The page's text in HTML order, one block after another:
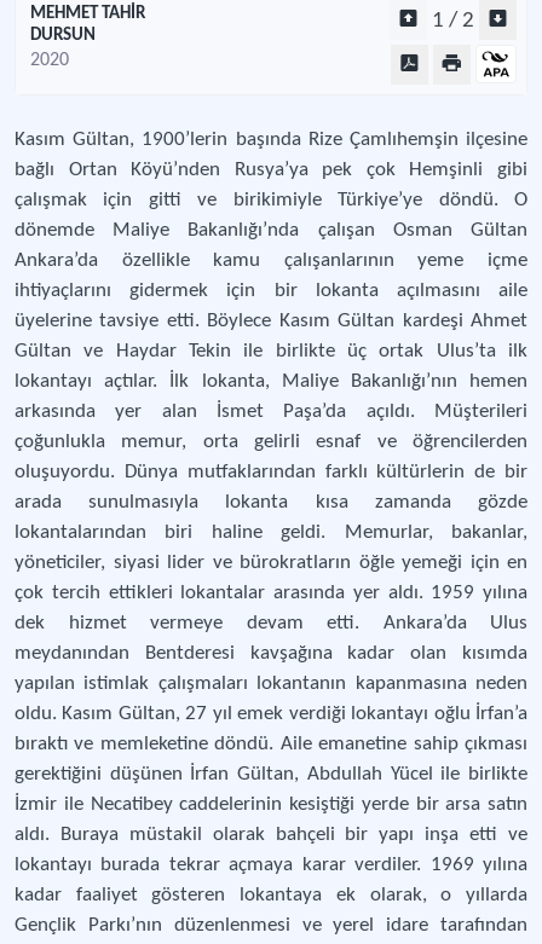
MEHMET TAHİR
DURSUN
2020
1 / 2
Kasım Gültan, 1900’lerin başında Rize Çamlıhemşin ilçesine
bağlı Ortan Köyü’nden Rusya’ya pek çok Hemşinli gibi
çalışmak için gitti ve birikimiyle Türkiye’ye döndü. O
dönemde Maliye Bakanlığı’nda çalışan Osman Gültan
Ankara’da özellikle kamu çalışanlarının yeme içme
ihtiyaçlarını gidermek için bir lokanta açılmasını aile
üyelerine tavsiye etti. Böylece Kasım Gültan kardeşi Ahmet
Gültan ve Haydar Tekin ile birlikte üç ortak Ulus’ta ilk
lokantayı açtılar. İlk lokanta, Maliye Bakanlığı’nın hemen
arkasında yer alan İsmet Paşa’da açıldı. Müşterileri
çoğunlukla memur, orta gelirli esnaf ve öğrencilerden
oluşuyordu. Dünya mutfaklarından farklı kültürlerin de bir
arada sunulmasıyla lokanta kısa zamanda gözde
lokantalarından biri haline geldi. Memurlar, bakanlar,
yöneticiler, siyasi lider ve bürokratların öğle yemeği için en
çok tercih ettikleri lokantalar arasında yer aldı. 1959 yılına
dek hizmet vermeye devam etti. Ankara’da Ulus
meydanından Bentderesi kavşağına kadar olan kısımda
yapılan istimlak çalışmaları lokantanın kapanmasına neden
oldu. Kasım Gültan, 27 yıl emek verdiği lokantayı oğlu İrfan’a
bıraktı ve memleketine döndü. Aile emanetine sahip çıkması
gerektiğini düşünen İrfan Gültan, Abdullah Yücel ile birlikte
İzmir ile Necatibey caddelerinin kesiştiği yerde bir arsa satın
aldı. Buraya müstakil olarak bahçeli bir yapı inşa etti ve
lokantayı burada tekrar açmaya karar verdiler. 1969 yılına
kadar faaliyet gösteren lokantaya ek olarak, o yıllarda
Gençlik Parkı’nın düzenlenmesi ve yerel idare tarafından